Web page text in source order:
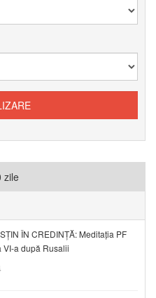
zile
ÎN CREDINȚĂ: Meditația PF
a după Rusalii